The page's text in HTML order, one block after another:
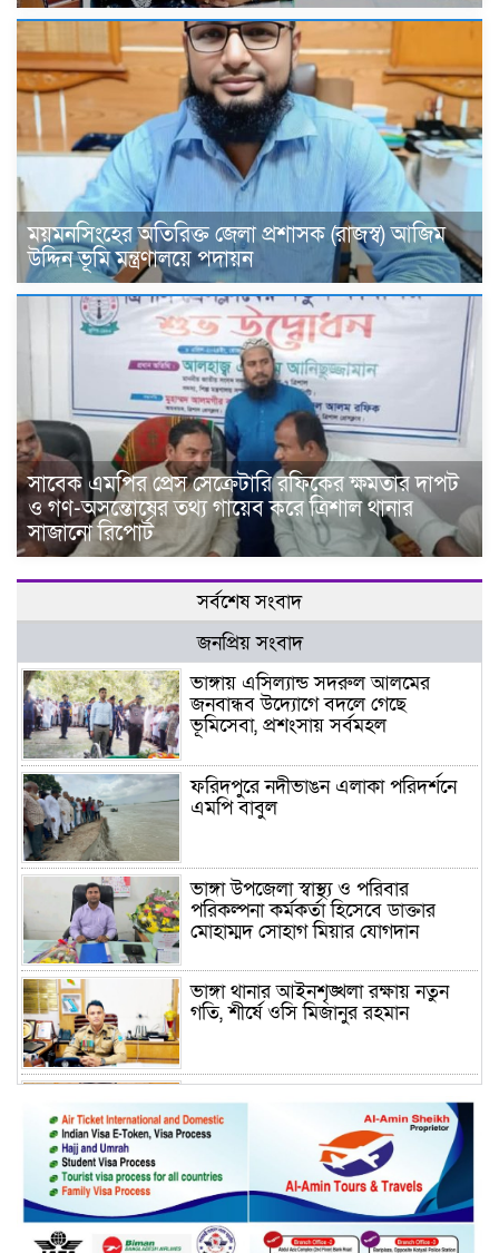
ময়মনসিংহের অতিরিক্ত জেলা প্রশাসক (রাজস্ব) আজিম
উদ্দিন ভূমি মন্ত্রণালয়ে পদায়ন
সাবেক এমপির প্রেস সেক্রেটারি রফিকের ক্ষমতার দাপট
ও গণ-অসন্তোষের তথ্য গায়েব করে ত্রিশাল থানার
সাজানো রিপোর্ট
সর্বশেষ সংবাদ
জনপ্রিয় সংবাদ
ভাঙ্গায় এসিল্যান্ড সদরুল আলমের
জনবান্ধব উদ্যোগে বদলে গেছে
ভূমিসেবা, প্রশংসায় সর্বমহল
ফরিদপুরে নদীভাঙন এলাকা পরিদর্শনে
এমপি বাবুল
ভাঙ্গা উপজেলা স্বাস্থ্য ও পরিবার
পরিকল্পনা কর্মকর্তা হিসেবে ডাক্তার
মোহাম্মদ সোহাগ মিয়ার যোগদান
ভাঙ্গা থানার আইনশৃঙ্খলা রক্ষায় নতুন
গতি, শীর্ষে ওসি মিজানুর রহমান
ময়মনসিংহের অতিরিক্ত জেলা প্রশাসক
(রাজস্ব) আজিম উদ্দিন ভূমি মন্ত্রণালয়ে
পদায়ন
সাবেক এমপির প্রেস সেক্রেটারি রফিকের
ক্ষমতার দাপট ও গণ-অসন্তোষের তথ্য
গায়েব করে ত্রিশাল থানার সাজানো